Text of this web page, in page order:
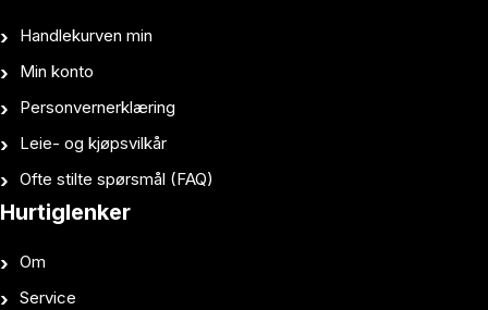
Handlekurven min
Min konto
Personvernerklæring
Leie- og kjøpsvilkår
Ofte stilte spørsmål (FAQ)
Hurtiglenker
Om
Service